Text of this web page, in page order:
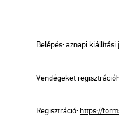
Be­lé­pés: az­na­pi ki­ál­lí­tá­si
Ven­dé­ge­ket
Re­giszt­rá­ció:https://​